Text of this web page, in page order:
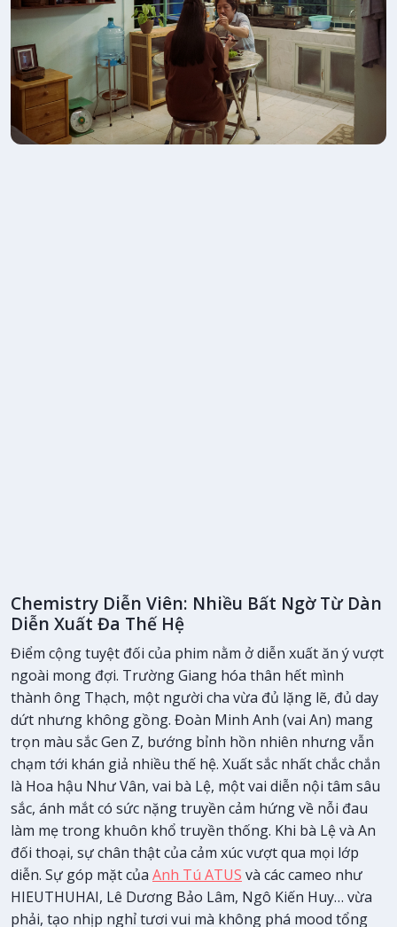
Chemistry Diễn Viên: Nhiều Bất Ngờ Từ Dàn
Diễn Xuất Đa Thế Hệ
Điểm cộng tuyệt đối của phim nằm ở diễn xuất ăn ý vượt
ngoài mong đợi. Trường Giang hóa thân hết mình
thành ông Thạch, một người cha vừa đủ lặng lẽ, đủ day
dứt nhưng không gồng. Đoàn Minh Anh (vai An) mang
trọn màu sắc Gen Z, bướng bỉnh hồn nhiên nhưng vẫn
chạm tới khán giả nhiều thế hệ. Xuất sắc nhất chắc chắn
là Hoa hậu Như Vân, vai bà Lệ, một vai diễn nội tâm sâu
sắc, ánh mắt có sức nặng truyền cảm hứng về nỗi đau
làm mẹ trong khuôn khổ truyền thống. Khi bà Lệ và An
đối thoại, sự chân thật của cảm xúc vượt qua mọi lớp
diễn. Sự góp mặt của Anh Tú ATUS và các cameo như
HIEUTHUHAI, Lê Dương Bảo Lâm, Ngô Kiến Huy… vừa
phải, tạo nhịp nghỉ tươi vui mà không phá mood tổng